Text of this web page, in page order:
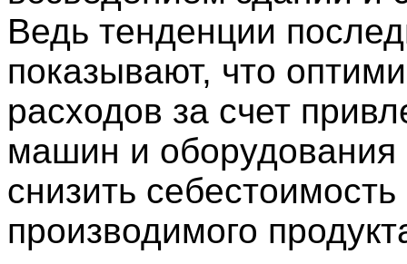
Ведь тенденции
показывают, что
расходов за счет
машин и оборудования
снизить себестоимость
производимого